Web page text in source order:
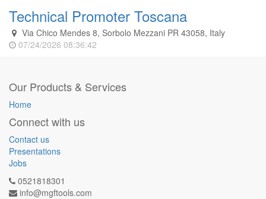
Technical Promoter Toscana
Via Chico Mendes 8, Sorbolo Mezzani PR 43058, Italy
07/24/2026 08:36:42
Our Products & Services
Home
Connect with us
Contact us
Presentations
Jobs
0521818301
info@mgftools.com